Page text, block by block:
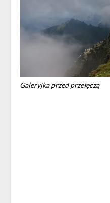
Galeryjka przed przełęczą